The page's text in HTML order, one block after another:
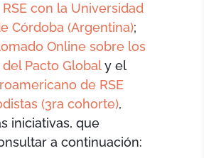
con la Universidad
Córdoba (Argentina);
Online sobre los
Pacto Globaly el
de RSE
(3ra cohorte),
iniciativas, que
a continuación: